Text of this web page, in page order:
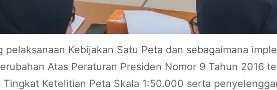
pelaksanaan Kebijakan Satu Peta dan sebagaimana
Atas Peraturan Presiden Nomor 9 Tahun 2016
Tingkat Ketelitian Peta Skala 1:50.000 serta